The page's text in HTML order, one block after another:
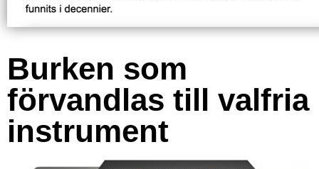
Burken som
förvandlas till valfria
instrument